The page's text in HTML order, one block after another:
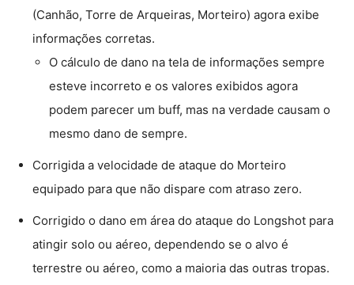
(Canhão, Torre de Arqueiras, Morteiro) agora exibe
informações corretas.
O cálculo de dano na tela de informações sempre
esteve incorreto e os valores exibidos agora
podem parecer um buff, mas na verdade causam o
mesmo dano de sempre.
Corrigida a velocidade de ataque do Morteiro
equipado para que não dispare com atraso zero.
Corrigido o dano em área do ataque do Longshot para
atingir solo ou aéreo, dependendo se o alvo é
terrestre ou aéreo, como a maioria das outras tropas.